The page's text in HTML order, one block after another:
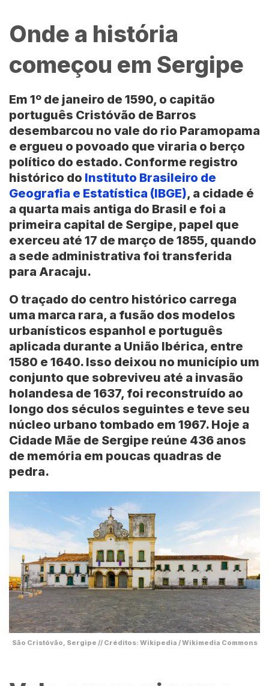
Onde a história
começou em Sergipe
Em 1º de janeiro de 1590, o capitão
português Cristóvão de Barros
desembarcou no vale do rio Paramopama
e ergueu o povoado que viraria o berço
político do estado. Conforme registro
histórico do Instituto Brasileiro de
Geografia e Estatística (IBGE), a cidade é
a quarta mais antiga do Brasil e foi a
primeira capital de Sergipe, papel que
exerceu até 17 de março de 1855, quando
a sede administrativa foi transferida
para Aracaju.
O traçado do centro histórico carrega
uma marca rara, a fusão dos modelos
urbanísticos espanhol e português
aplicada durante a União Ibérica, entre
1580 e 1640. Isso deixou no município um
conjunto que sobreviveu até a invasão
holandesa de 1637, foi reconstruído ao
longo dos séculos seguintes e teve seu
núcleo urbano tombado em 1967. Hoje a
Cidade Mãe de Sergipe reúne 436 anos
de memória em poucas quadras de
pedra.
São Cristóvão, Sergipe // Créditos: Wikipedia / Wikimedia Commons